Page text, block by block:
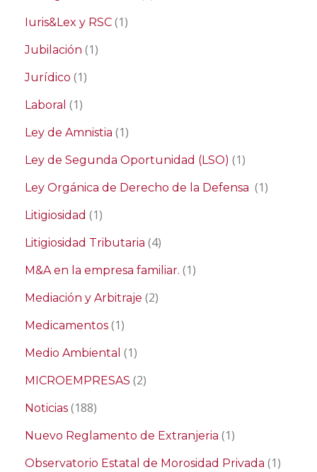
Iuris&Lex y RSC (1)
Jubilación (1)
Jurídico (1)
Laboral (1)
Ley de Amnistia (1)
Ley de Segunda Oportunidad (LSO) (1)
Ley Orgánica de Derecho de la Defensa (1)
Litigiosidad (1)
Litigiosidad Tributaria (4)
M&A en la empresa familiar. (1)
Mediación y Arbitraje (2)
Medicamentos (1)
Medio Ambiental (1)
MICROEMPRESAS (2)
Noticias (188)
Nuevo Reglamento de Extranjeria (1)
Observatorio Estatal de Morosidad Privada (1)